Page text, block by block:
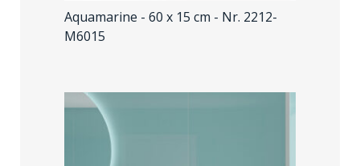
Aquamarine - 60 x 15 cm - Nr. 2212-
M6015